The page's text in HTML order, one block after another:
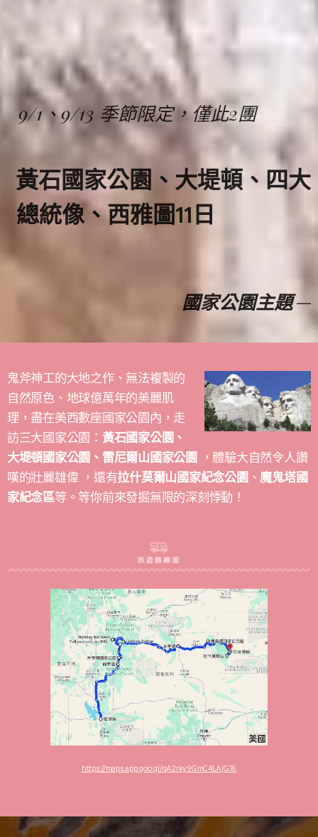
9/1、9/13 季節限定，僅此2團
黃石國家公園、大堤頓、四大
總統像、西雅圖11日
國家公園主題
鬼斧神工的大地之作、無法複製的
自然原色、地球億萬年的美麗肌
理，盡在美西數座國家公園內，走
訪三大國家公園： 黃石國家公園、
大堤頓國家公園、 雷尼爾山國家公園 ，體驗大自然令人讚
嘆的壯麗雄偉 ，還有拉什莫爾山國家紀念公園 、 魔鬼塔國
家紀念區等。等你前來發掘無限的深刻悸動！
https://maps.app.goo.gl/qA2rky9GmC4LAjG16